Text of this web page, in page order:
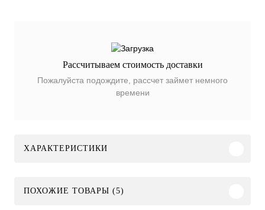
Рассчитываем стоимость доставки
Пожалуйста подождите, рассчет займет немного
времени
ХАРАКТЕРИСТИКИ
ПОХОЖИЕ ТОВАРЫ (5)